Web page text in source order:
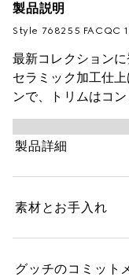
製品説明
Style ‎768255 FACQC
最新コレクション
セラミック加工仕
ンで、トリムはコ
した。
製品詳細
素材とお手入れ
グッチのコミット